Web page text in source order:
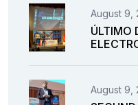
August 9,
ÚLTIMO
August 9,